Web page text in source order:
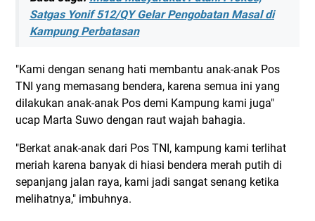
Satgas Yonif 512/QY Gelar Pengobatan Masal di
Kampung Perbatasan
"Kami dengan senang hati membantu anak-anak Pos
TNI yang memasang bendera, karena semua ini yang
dilakukan anak-anak Pos demi Kampung kami juga"
ucap Marta Suwo dengan raut wajah bahagia.
"Berkat anak-anak dari Pos TNI, kampung kami terlihat
meriah karena banyak di hiasi bendera merah putih di
sepanjang jalan raya, kami jadi sangat senang ketika
melihatnya," imbuhnya.